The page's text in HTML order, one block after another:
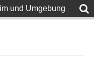
und Umgebung